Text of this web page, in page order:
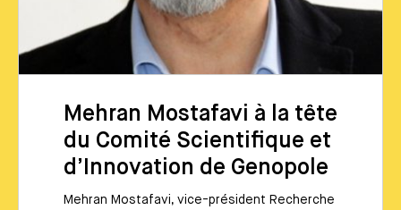
Mehran Mostafavi à la tête
du Comité Scientifique et
d’Innovation de Genopole
Mehran Mostafavi, vice-président Recherche